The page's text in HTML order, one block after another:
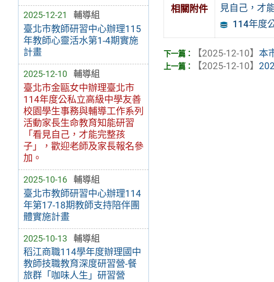
2025-12-21 輔導組
臺北市教師研習中心辦理115
年教師心靈活水第1-4期實施
計畫
2025-12-10 輔導組
臺北市金甌女中辦理臺北市
114年度公私立高級中學友善
校園學生事務與輔導工作系列
活動家長生命教育知能研習
「看見自己，才能完整孩
子」，歡迎老師及家長報名參
加。
2025-10-16 輔導組
臺北市教師研習中心辦理114
年第17-18期教師支持陪伴團
體實施計畫
2025-10-13 輔導組
稻江商職114學年度辦理國中
教師技職教育深度研習營-餐
旅群「咖味人生」研習營
相關附件
見自己，才
114年度
【2025-12-10】 本
【2025-12-10】